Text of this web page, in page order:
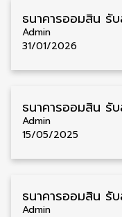
Admin
31/01/2026
Admin
15/05/2025
Admin